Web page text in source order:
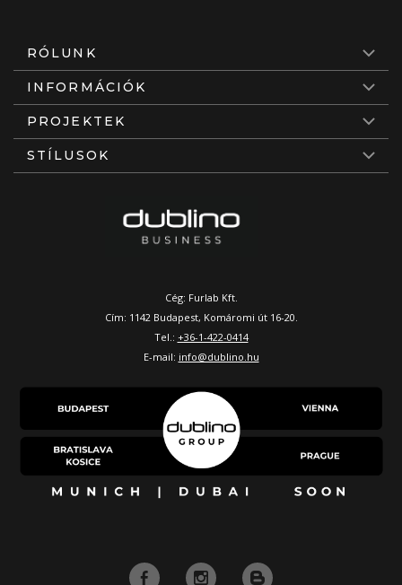
RÓLUNK
INFORMÁCIÓK
PROJEKTEK
STÍLUSOK
Cég: Furlab Kft.
Cím: 1142 Budapest, Komáromi út 16-20.
Tel.: +36-1-422-0414
E-mail: info@dublino.hu